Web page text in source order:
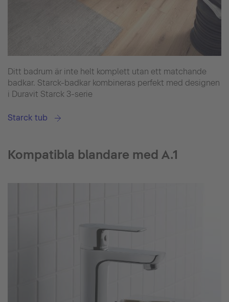
Ditt badrum är inte helt komplett utan ett matchande
badkar. Starck-badkar kombineras perfekt med designen
i Duravit Starck 3-serie
Starck tub
Kompatibla blandare med A.1